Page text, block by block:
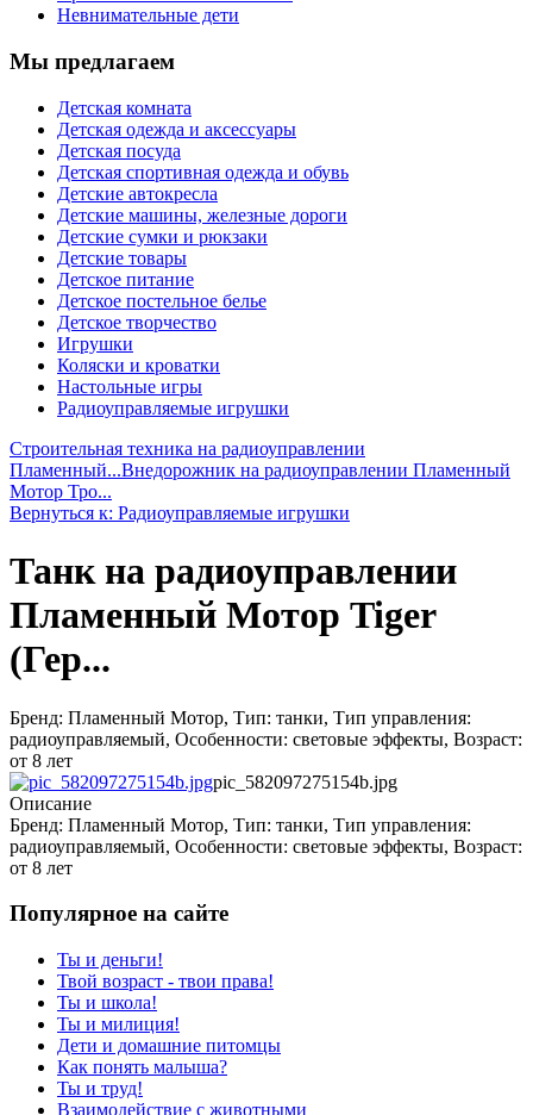
Невнимательные дети
Мы предлагаем
Детская комната
Детская одежда и аксессуары
Детская посуда
Детская спортивная одежда и обувь
Детские автокресла
Детские машины, железные дороги
Детские сумки и рюкзаки
Детские товары
Детское питание
Детское постельное белье
Детское творчество
Игрушки
Коляски и кроватки
Настольные игры
Радиоуправляемые игрушки
Строительная техника на радиоуправлении
Пламенный...Внедорожник на радиоуправлении Пламенный
Мотор Тро...
Вернуться к: Радиоуправляемые игрушки
Танк на радиоуправлении
Пламенный Мотор Tiger
(Гер...
Бренд: Пламенный Мотор, Тип: танки, Тип управления:
радиоуправляемый, Особенности: световые эффекты, Возраст:
от 8 лет
pic_582097275154b.jpg
Описание
Бренд: Пламенный Мотор, Тип: танки, Тип управления:
радиоуправляемый, Особенности: световые эффекты, Возраст:
от 8 лет
Популярное на сайте
Ты и деньги!
Твой возраст - твои права!
Ты и школа!
Ты и милиция!
Дети и домашние питомцы
Как понять малыша?
Ты и труд!
Взаимодействие с животными